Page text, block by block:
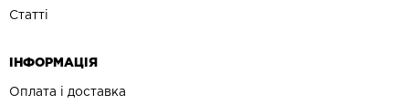
Статті
ІНФОРМАЦІЯ
Оплата і доставка